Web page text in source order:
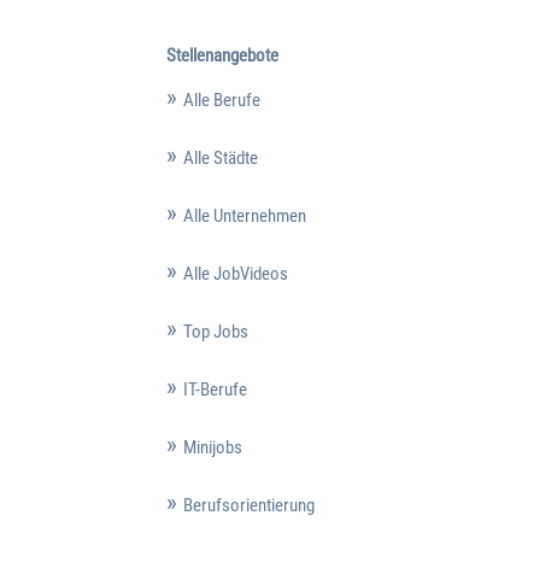
Stellenangebote
Alle Berufe
Alle Städte
Alle Unternehmen
Alle JobVideos
Top Jobs
IT-Berufe
Minijobs
Berufsorientierung